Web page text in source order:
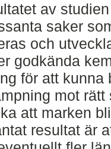
av
saker
och
godkända
för att kunna
mot
att marken
resultat är